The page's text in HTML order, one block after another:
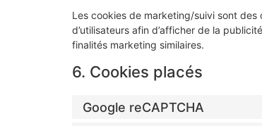
Les cookies de marketing/suivi sont
d’utilisateurs afin d’afficher de la
finalités marketing similaires.
6. Cookies placés
Google reCAPTCHA